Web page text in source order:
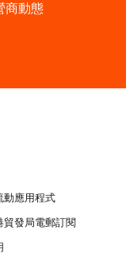
商動態
動應用程式
貿發局電郵訂閱